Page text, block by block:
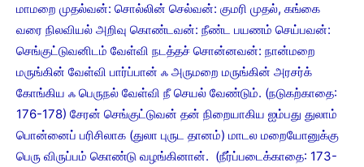
மாமறை முதல்வன்: சொல்லின் செல்வன்: குமரி முதல், கங்கை
வரை நிலவியல் அறிவு கொண்டவன்: நீண்ட பயணம் செய்பவன்:
செங்குட்டுவனிடம் வேள்வி நடத்தச் சொன்னவன்: நான்மறை
மருங்கின் வேள்வி பார்ப்பான் ஃ அருமறை மருங்கின் அரசர்க்
கோங்கிய ஃ பெருநல் வேள்வி நீ செயல் வேண்டும். (நடுகற்காதை:
176-178) சேரன் செங்குட்டுவன் தன் நிறையாகிய ஐம்பது துலாம்
பொன்னைப் பரிசிலாக (துலா புருட தானம்) மாடல மறையோனுக்கு
பெரு விருப்பம் கொண்டு வழங்கினான். (நீர்ப்படைக்காதை: 173-